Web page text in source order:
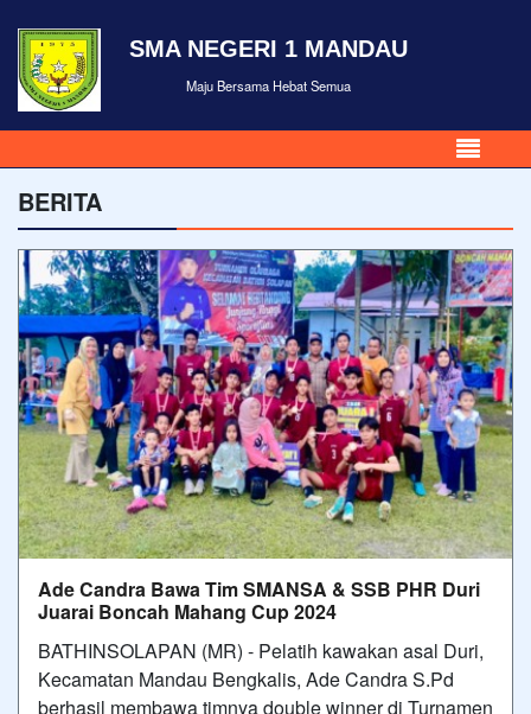
SMA NEGERI 1 MANDAU
Maju Bersama Hebat Semua
BERITA
Ade Candra Bawa Tim SMANSA & SSB PHR Duri
Juarai Boncah Mahang Cup 2024
BATHINSOLAPAN (MR) - Pelatih kawakan asal Duri,
Kecamatan Mandau Bengkalis, Ade Candra S.Pd
berhasil membawa timnya double winner di Turnamen